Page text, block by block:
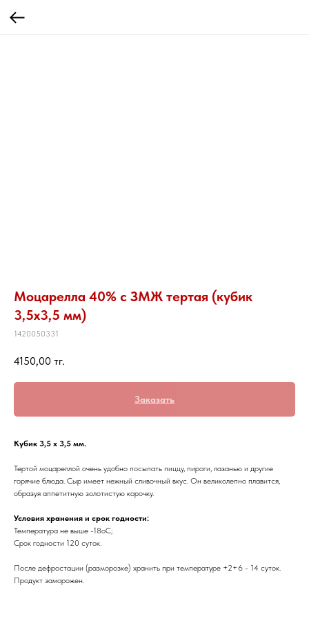
Моцарелла 40% с ЗМЖ тертая (кубик
3,5х3,5 мм)
1420050331
4150,00 тг.
Заказать
Кубик 3,5 х 3,5 мм.
Тертой моцареллой очень удобно посыпать пиццу, пироги, лазанью и другие
горячие блюда. Сыр имеет нежный сливочный вкус. Он великолепно плавится,
образуя аппетитную золотистую корочку.
Условия хранения и срок годности:
Температура не выше -18oC;
Срок годности 120 суток.
После дефростации (разморозке) хранить при температуре +2+6 - 14 суток.
Продукт заморожен.